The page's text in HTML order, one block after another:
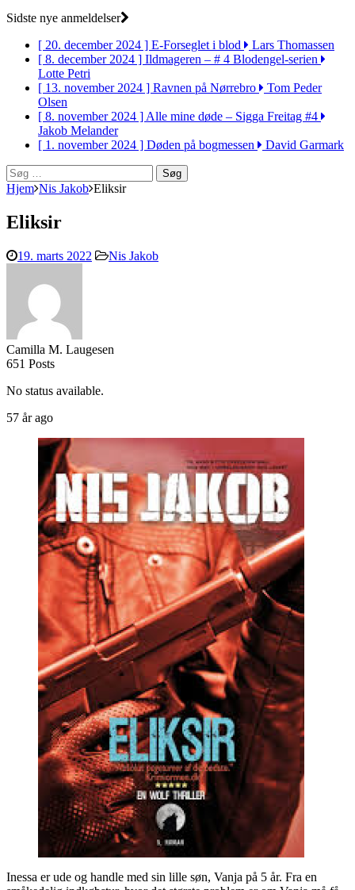
Sidste nye anmeldelser
[ 20. december 2024 ] E-Forseglet i blod
Lars Thomassen
[ 8. december 2024 ] Ildmageren – # 4 Blodengel-serien
Lotte Petri
[ 13. november 2024 ] Ravnen på Nørrebro
Tom Peder
Olsen
[ 8. november 2024 ]Alle mine døde – Sigga Freitag #4
Jakob Melander
[ 1. november 2024 ] Døden på bogmessen
David Garmark
Søg
efter:
Hjem Nis Jakob Eliksir
Eliksir
19. marts 2022 Nis Jakob
Camilla M. Laugesen
651 Posts
No status available.
57 år ago
Inessa er ude og handle med sin lille søn, Vanja på 5 år. Fra en